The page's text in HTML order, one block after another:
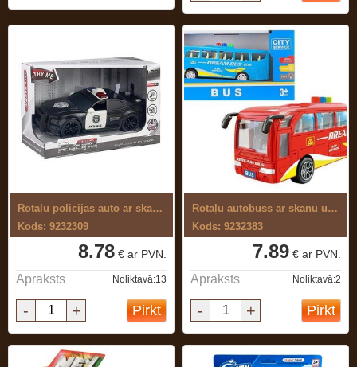
Rotaļu policijas auto ar skaņu un gaismu
Kods: 9232309
8.78 € ar PVN.
Apraksts Noliktavā:13
- + Pirkt
Rotaļu autobuss ar skanu un gaismu
Kods: 9232383
7.89 € ar PVN.
Apraksts Noliktavā:2
- + Pirkt